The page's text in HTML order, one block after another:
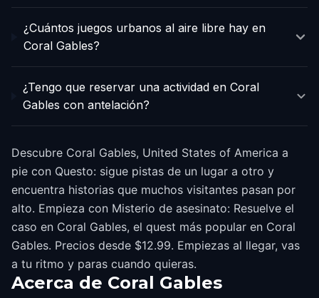
¿Cuántos juegos urbanos al aire libre hay en
Coral Gables?
¿Tengo que reservar una actividad en Coral
Gables con antelación?
Descubre Coral Gables, United States of America a
pie con Questo: sigue pistas de un lugar a otro y
encuentra historias que muchos visitantes pasan por
alto. Empieza con Misterio de asesinato: Resuelve el
caso en Coral Gables, el quest más popular en Coral
Gables. Precios desde $12.99. Empiezas al llegar, vas
a tu ritmo y paras cuando quieras.
Acerca de Coral Gables